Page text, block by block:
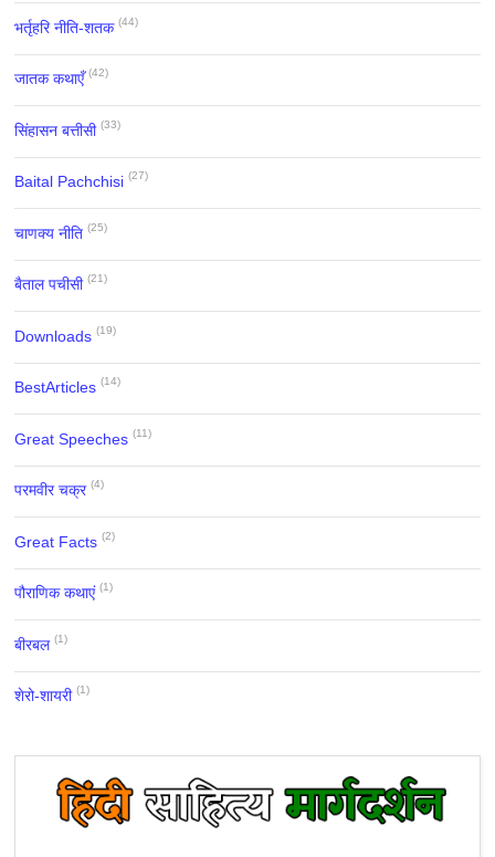
भर्तृहरि नीति-शतक (44)
जातक कथाएँ (42)
सिंहासन बत्तीसी (33)
Baital Pachchisi (27)
चाणक्य नीति (25)
बैताल पचीसी (21)
Downloads (19)
BestArticles (14)
Great Speeches (11)
परमवीर चक्र (4)
Great Facts (2)
पौराणिक कथाएं (1)
बीरबल (1)
शेरो-शायरी (1)